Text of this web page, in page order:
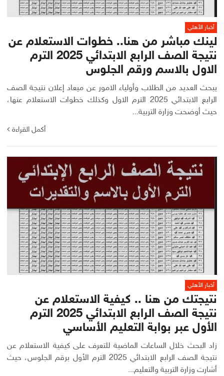
أخبار الأهلي
لينك مباشر من هنا.. خطوات الاستعلام عن
نتيجة الصف الرابع الابتدائي 2025 الترم
الاول بالاسم ورقم الجلوس
يبحث العديد من الطلاب وأولياء الامور عن ميعاد إعلان نتيجة الصف
الرابع الابتدائي 2025 الترم الاول وكذلك خطوات الاستعلام عنها،
حيث أوضحت وزارة التربية...
أكمل القراءة
أخبار الأهلي
نتيجتك من هنا .. كيفية الاستعلام عن
نتيجة الصف الرابع الابتدائي 2025 الترم
الأول عبر بوابة التعليم الأساسي
زاد البحث خلال الساعات الماضية للتعرف على كيفية الاستعلام عن
نتيجة الصف الرابع الابتدائي 2025 الترم الأول برقم الجلوس، حيث
أشارت وزارة التربية والتعليم...